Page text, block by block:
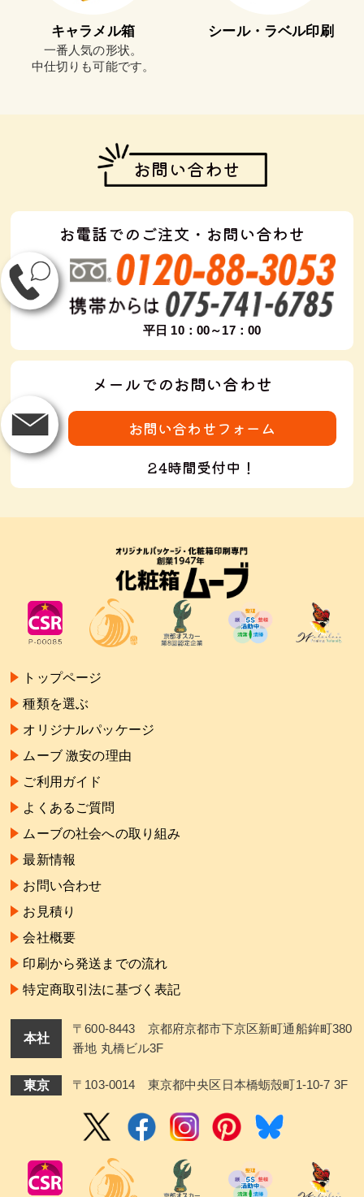
キャラメル箱
一番人気の形状。
中仕切りも可能です。
シール・ラベル印刷
お問い合わせ
お電話でのご注文・お問い合わせ
平日 10：00～17：00
メールでのお問い合わせ
お問い合わせフォーム
24時間受付中！
トップページ
種類を選ぶ
オリジナルパッケージ
ムーブ 激安の理由
ご利用ガイド
よくあるご質問
ムーブの社会への取り組み
最新情報
お問い合わせ
お見積り
会社概要
印刷から発送までの流れ
特定商取引法に基づく表記
本社
〒600-8443 京都府京都市下京区新町通船鉾町380
番地 丸橋ビル3F
東京 〒103-0014 東京都中央区日本橋蛎殼町1-10-7 3F